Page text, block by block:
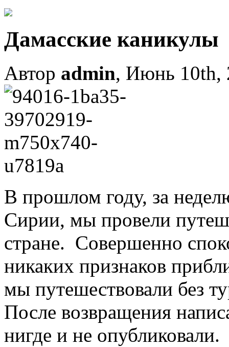
Дамасские каникулы
Автор admin, Июнь 10th,
В прошлом году, за
Сирии, мы провели
стране. Совершенно
никаких признаков
мы путешествовали без
После возвращения
нигде и не опубликовали.